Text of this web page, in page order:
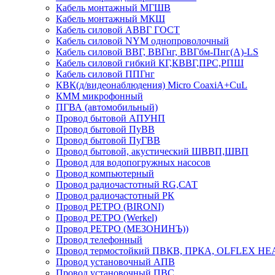
Кабель монтажный МГШВ
Кабель монтажный МКШ
Кабель силовой АВВГ ГОСТ
Кабель силовой NYM однопроволочный
Кабель силовой ВВГ, ВВГнг, ВВГбм-Пнг(А)-LS
Кабель силовой гибкий КГ,КВВГ,ПРС,РПШ
Кабель силовой ППГнг
КВК(д/видеонаблюдения) Micro CoaxiA+CuL
КММ микрофонный
ПГВА (автомобильный)
Провод бытовой АПУНП
Провод бытовой ПуВВ
Провод бытовой ПуГВВ
Провод бытовой, акустический ШВВП,ШВП
Провод для водопогружных насосов
Провод компьютерный
Провод радиочастотный RG,САТ
Провод радиочастотный РК
Провод РЕТРО (BIRONI)
Провод РЕТРО (Werkel)
Провод РЕТРО (МЕЗОНИНЪ))
Провод телефонный
Провод термостойкий ПВКВ, ПРКА, OLFLEX
Провод установочный АПВ